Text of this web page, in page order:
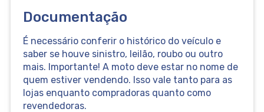
Documentação
É necessário conferir o histórico do veículo e
saber se houve sinistro, leilão, roubo ou outro
mais. Importante! A moto deve estar no nome de
quem estiver vendendo. Isso vale tanto para as
lojas enquanto compradoras quanto como
revendedoras.